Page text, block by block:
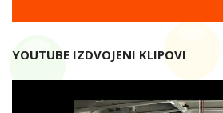
YOUTUBE IZDVOJENI KLIPOVI